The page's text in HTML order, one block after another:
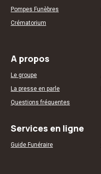
Pompes Funèbres
Crématorium
A propos
Le groupe
La presse en parle
Questions fréquentes
Services en ligne
Guide Funéraire